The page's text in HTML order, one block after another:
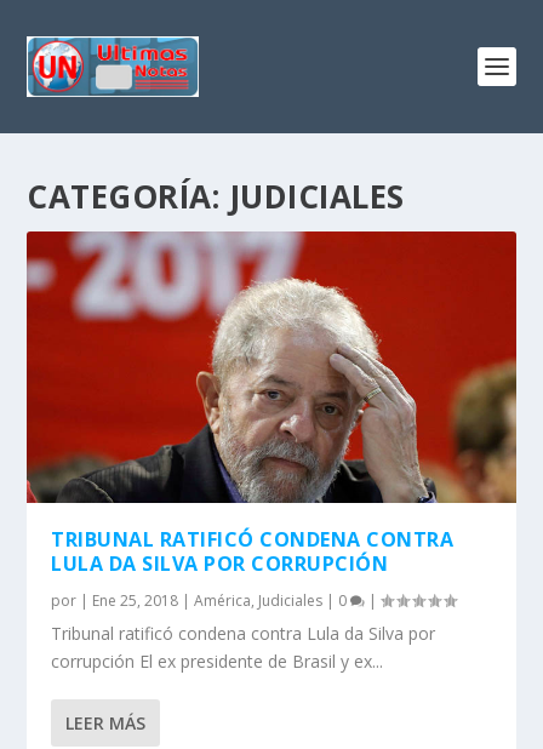
CATEGORÍA: JUDICIALES
TRIBUNAL RATIFICÓ CONDENA CONTRA
LULA DA SILVA POR CORRUPCIÓN
por | Ene 25, 2018 |América, Judiciales | 0 |
Tribunal ratificó condena contra Lula da Silva por
corrupción El ex presidente de Brasil y ex...
LEER MÁS